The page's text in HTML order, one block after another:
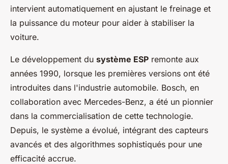
intervient automatiquement en ajustant le freinage et
la puissance du moteur pour aider à stabiliser la
voiture.
Le développement du système ESP remonte aux
années 1990, lorsque les premières versions ont été
introduites dans l'industrie automobile. Bosch, en
collaboration avec Mercedes-Benz, a été un pionnier
dans la commercialisation de cette technologie.
Depuis, le système a évolué, intégrant des capteurs
avancés et des algorithmes sophistiqués pour une
efficacité accrue.